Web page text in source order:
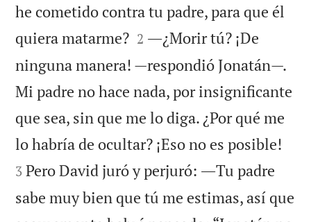
he cometido contra tu padre, para que él
quiera matarme?
2 ―¿Morir tú? ¡De
ninguna manera! —respondió Jonatán—.
Mi padre no hace nada, por insignificante
que sea, sin que me lo diga. ¿Por qué me
lo habría de ocultar? ¡Eso no es posible!
3 Pero David juró y perjuró: ―Tu padre
sabe muy bien que tú me estimas, así que